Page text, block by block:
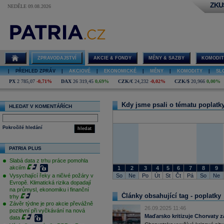
NEDĚLE 09.08.2026
ZPRAVODAJSTVÍ AKCIE & FONDY MĚNY & SAZBY
PŘEHLED ZPRÁV AKCIOVÉ EKONOMICKÉ MĚNY KOMODITY
PX 2 785,07 -0,71% DAX 26 319,45 0,69% CZK/€ 24,232 -0,02% CZK/$ 20,966 0,00%
HLEDAT V KOMENTÁŘÍCH
hledat
Pokročilé hledání
PATRIA PLUS
Slabá data z trhu práce pomohla
akciím
Vysychající řeky a ničivé požáry v
Evropě. Klimatická rizika dopadají
na průmysl, ekonomiku i finanční
trhy
Závěr týdne je pro akcie převážně
pozitivní při vyčkávání na nová
data
Kdy jsme psali o tématu
1 2 3 4 5 6 7 8
9
So
Ne Po Út St Čt Pá So Ne
Články obsahující tag - poplatky
26.09.2025 11:46
Maďarsko kritizuje Chorvaty